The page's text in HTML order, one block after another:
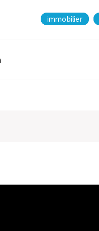
immobilier